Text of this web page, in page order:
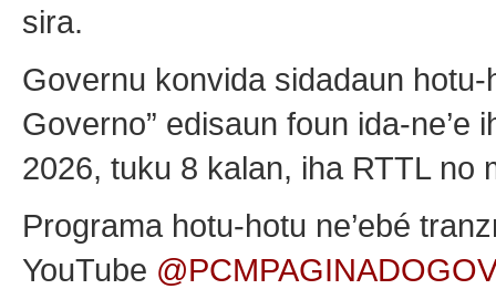
sira.
Governu konvida sidadaun
Governo” edisaun foun ida-
2026, tuku 8 kalan, iha RTTL no
Programa hotu-hotu ne’ebé
YouTube